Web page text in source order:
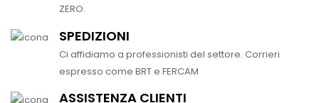
ZERO.
SPEDIZIONI
Ci affidiamo a professionisti del settore. Corrieri
espresso come BRT e FERCAM
ASSISTENZA CLIENTI